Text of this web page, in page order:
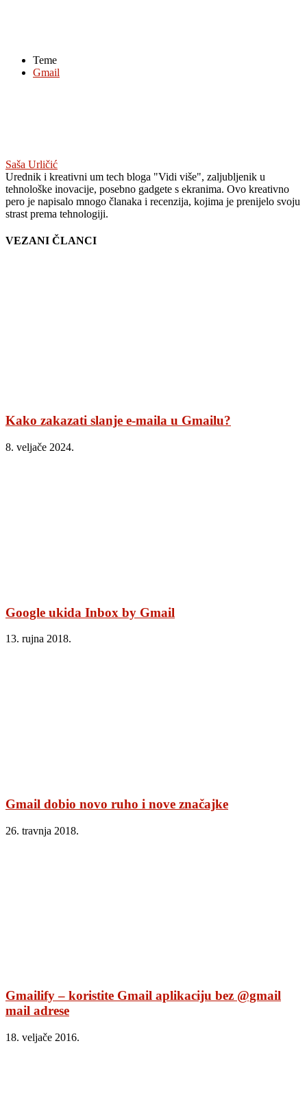
Teme
Gmail
Saša Urličić
Urednik i kreativni um tech bloga "Vidi više", zaljubljenik u
tehnološke inovacije, posebno gadgete s ekranima. Ovo kreativno
pero je napisalo mnogo članaka i recenzija, kojima je prenijelo svoju
strast prema tehnologiji.
VEZANI ČLANCI
Kako zakazati slanje e-maila u Gmailu?
8. veljače 2024.
Google ukida Inbox by Gmail
13. rujna 2018.
Gmail dobio novo ruho i nove značajke
26. travnja 2018.
Gmailify – koristite Gmail aplikaciju bez @gmail
mail adrese
18. veljače 2016.